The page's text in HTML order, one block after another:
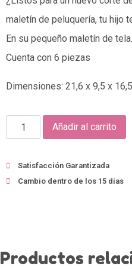
maletín de peluquería, tu hijo
En su pequeño maletín de
Cuenta con 6 piezas
Dimensiones: 21,6 x 9,5 x
de
Peluquería
cantidad
Añadir al carrito
Satisfacción Garantizada
Cambio dentro de los 15 días
Productos